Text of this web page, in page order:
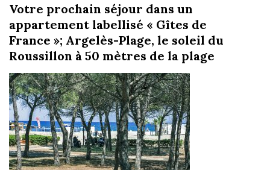
Votre prochain séjour dans un
appartement labellisé « Gîtes de
France »; Argelès-Plage, le soleil du
Roussillon à 50 mètres de la plage